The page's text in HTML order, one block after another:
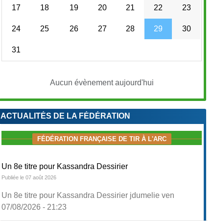
17 18 19 20 21 22 23
24 25 26 27 28 29 30
31
Aucun évènement aujourd'hui
ACTUALITÉS DE LA FÉDÉRATION
FÉDÉRATION FRANÇAISE DE TIR À L'ARC
Un 8e titre pour Kassandra Dessirier
Publiée le 07 août 2026
Un 8e titre pour Kassandra Dessirier jdumelie ven
07/08/2026 - 21:23